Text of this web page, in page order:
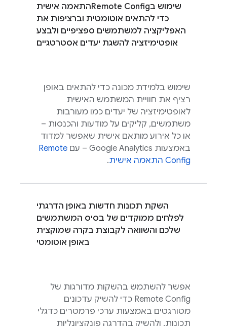
שימוש בRemote Configהתאמה אישית
כדי להתאים אוטומטית וברציפות את
האפליקציה למשתמשים ספציפיים ולבצע
אופטימיזציה להשגת יעדים אסטרטגיים
שימוש בלמידת מכונה כדי להתאים באופן
רציף את חוויית המשתמש האישית
לאופטימיזציה של יעדים כמו מעורבות
משתמשים, קליקים על מודעות והכנסות –
או כל אירוע מותאם אישית שאפשר למדוד
באמצעות Google Analytics – עם Remote
Config התאמה אישית.
השקת תכונות חדשות באופן הדרגתי
לפלחים ממוקדים של בסיס המשתמשים
שלכם והשוואה לקבוצת בקרה שמוקצית
באופן אוטומטי
אפשר להשתמש בהשקות מדורגות של
Remote Config כדי להשיק עדכונים
מטורגטים באמצעות ערכי פרמטרים כדגלי
תכונות, ולהשיק בהדרגה פונקציונליות